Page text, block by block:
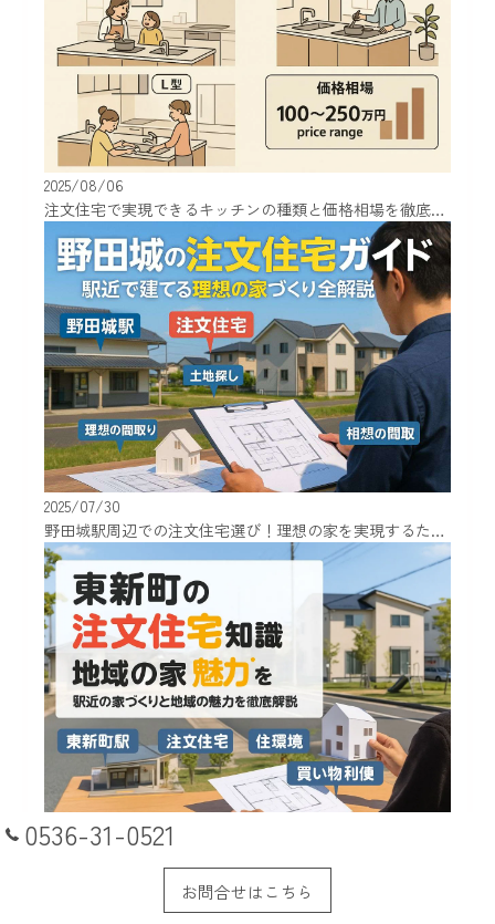
2025/08/06
注文住宅で実現できるキッチンの種類と価格相場を徹底解説！
2025/07/30
野田城駅周辺での注文住宅選び！理想の家を実現するための知識
2025/07/24
0536-31-0521
お問合せはこちら